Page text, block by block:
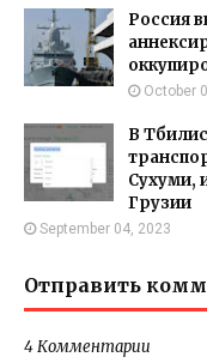
Россия
October
В
Сухуми,
Грузии
September 04, 2023
Отправить
4 Комментарии